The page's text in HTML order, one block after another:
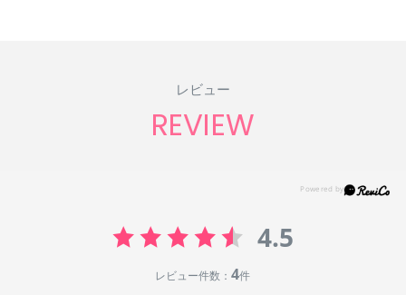
レビュー
REVIEW
4.5
レビュー件数：4件